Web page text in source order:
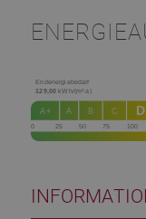
0 25 50 75 100
C
B
A
A+ D
Endenergiebedarf
129,00kWh/(m²·a)